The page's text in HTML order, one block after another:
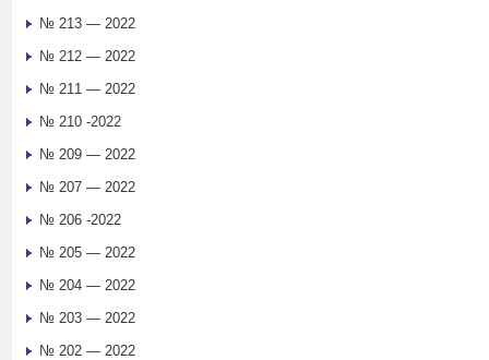
№ 213 — 2022
№ 212 — 2022
№ 211 — 2022
№ 210 -2022
№ 209 — 2022
№ 207 — 2022
№ 206 -2022
№ 205 — 2022
№ 204 — 2022
№ 203 — 2022
№ 202 — 2022